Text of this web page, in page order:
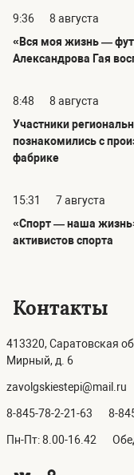
9:36
8 августа
«Вся моя жизнь —
Александрова Гая
8:48
8 августа
Участники
познакомились с
фабрике
15:31
7 августа
«Спорт — наша
активистов спорта
Контакты
413320, Саратовская
Мирный, д. 6
zavolgskiestepi@mail.ru
8-845-78-2-21-63 8-
Пн-Пт: 8.00-16.42